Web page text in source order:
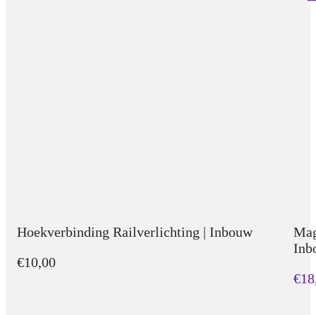
Hoekverbinding Railverlichting | Inbouw
€10,00